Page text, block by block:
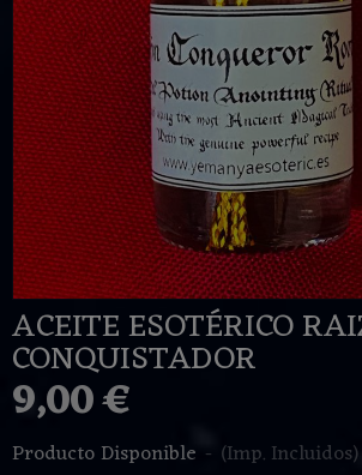
ACEITE ESOTÉRICO
CONQUISTADOR
9,00 €
Producto Disponible - (Imp. Incluidos)